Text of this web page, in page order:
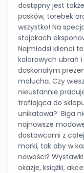
dostępny jest
pasków, torebek
wszystko! Na
stojakach
Najmłodsi klienci
kolorowych ubrań
doskonałym
malucha. Czy
nieustannie
trafiająca do
unikatowa? Biga
najnowsze
dostawcami z
marki, tak aby w
nowości?
okazje, książki,